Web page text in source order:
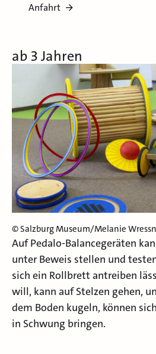
Anfahrt
ab 3 Jahren
© Salzburg Museum/Melanie
Auf Pedalo-Balancegeräten
unter Beweis stellen und
sich ein Rollbrett antreiben
will, kann auf Stelzen gehen,
dem Boden kugeln, können
in Schwung bringen.